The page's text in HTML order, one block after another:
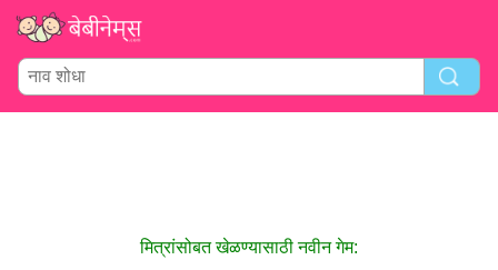
मित्रांसोबत खेळण्यासाठी नवीन गेम: